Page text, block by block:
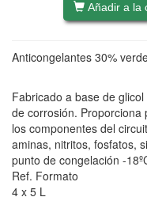
Añadir a la
Anticongelantes 30%
Fabricado a base de
de corrosión.
los componentes del
aminas, nitritos, fosfatos,
punto de congelación -
Ref. Formato
4 x 5 L